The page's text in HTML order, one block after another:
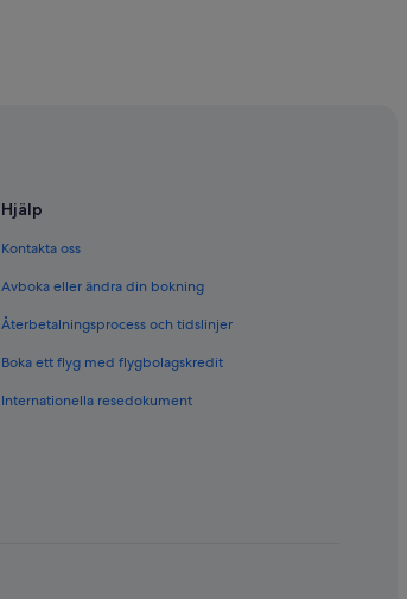
Hjälp
Kontakta oss
Avboka eller ändra din bokning
Återbetalningsprocess och tidslinjer
Boka ett flyg med flygbolagskredit
Internationella resedokument